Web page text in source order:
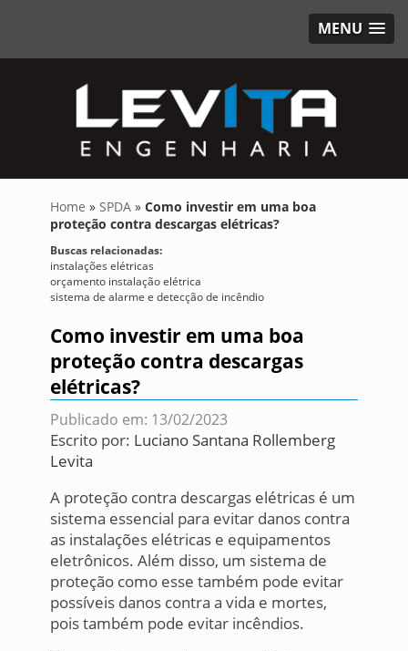
MENU
Home » SPDA » Como investir em uma boa
proteção contra descargas elétricas?
Buscas relacionadas:
instalações elétricas
orçamento instalação elétrica
sistema de alarme e detecção de incêndio
Como investir em uma boa
proteção contra descargas
elétricas?
Publicado em: 13/02/2023
Escrito por: Luciano Santana Rollemberg
Levita
A proteção contra descargas elétricas é um
sistema essencial para evitar danos contra
as instalações elétricas e equipamentos
eletrônicos. Além disso, um sistema de
proteção como esse também pode evitar
possíveis danos contra a vida e mortes,
pois também pode evitar incêndios.